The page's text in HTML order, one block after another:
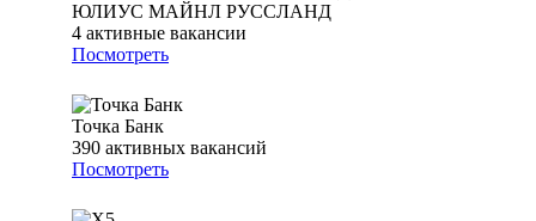
ЮЛИУС МАЙНЛ РУССЛАНД
4 активные вакансии
Посмотреть
Точка Банк
390 активных вакансий
Посмотреть